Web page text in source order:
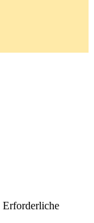
Erforderliche